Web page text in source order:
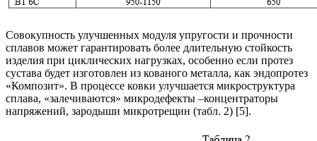
Совокупность улучшенных модуля упругости и прочности
сплавов может гарантировать более длительную стойкость
изделия при циклических нагрузках, особенно если протез
сустава будет изготовлен из кованого металла, как эндопротез
«Композит». В процессе ковки улучшается микроструктура
сплава, «залечиваются» микродефекты –концентраторы
напряжений, зародыши микротрещин (табл. 2) [5].